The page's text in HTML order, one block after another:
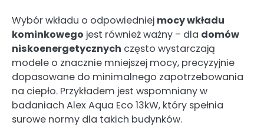
Wybór wkładu o odpowiedniej mocy wkładu
kominkowego jest również ważny – dla domów
niskoenergetycznych często wystarczają
modele o znacznie mniejszej mocy, precyzyjnie
dopasowane do minimalnego zapotrzebowania
na ciepło. Przykładem jest wspomniany w
badaniach Alex Aqua Eco 13kW, który spełnia
surowe normy dla takich budynków.